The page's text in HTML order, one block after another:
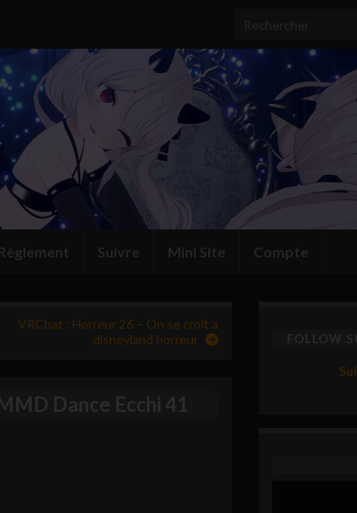
Search for:
Suivre Mini Site Compte
VRChat : Horreur 26 – On se croit a
disneyland horreur
Dance Ecchi 41
FOLLOW